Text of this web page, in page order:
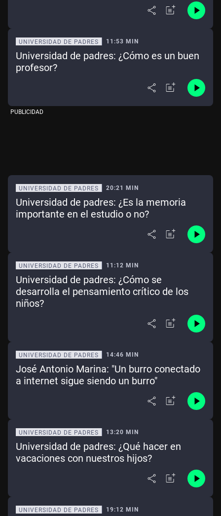
Borrar Mes actual
UNIVERSIDAD DE PADRES 11:53 MIN
Universidad de padres: ¿Cómo es un buen
profesor?
PUBLICIDAD
UNIVERSIDAD DE PADRES 20:21 MIN
Universidad de padres: ¿Es la memoria
importante en el estudio o no?
UNIVERSIDAD DE PADRES 11:12 MIN
Universidad de padres: ¿Cómo se
desarrolla el pensamiento crítico de los
niños?
UNIVERSIDAD DE PADRES 14:46 MIN
José Antonio Marina: "Un burro conectado
a internet sigue siendo un burro"
UNIVERSIDAD DE PADRES 13:20 MIN
Universidad de padres: ¿Qué hacer en
vacaciones con nuestros hijos?
UNIVERSIDAD DE PADRES 19:12 MIN